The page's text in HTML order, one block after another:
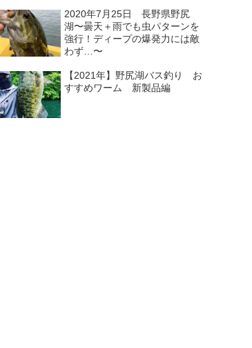
2020年7月25日 長野県野尻
湖〜曇天＋雨でも虫パターンを
強行！ディープの爆発力には敵
わず…〜
【2021年】野尻湖バス釣り お
すすめワーム 新製品編